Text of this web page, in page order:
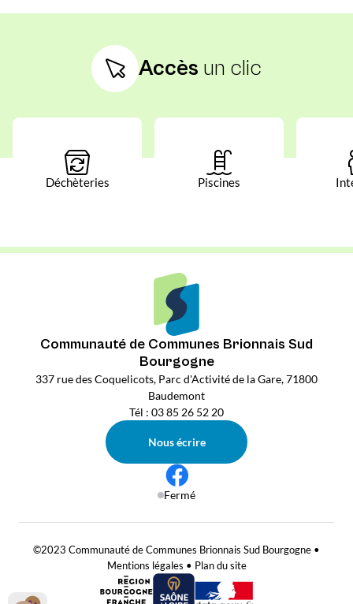
Accès un clic
Déchèteries Piscines
Communauté de Communes Brionnais Sud
Bourgogne
337 rue des Coquelicots, Parc d'Activité de la Gare, 71800
Baudemont
Tél : 03 85 26 52 20
Nous écrire
Fermé
©2023 Communauté de Communes Brionnais Sud Bourgogne •
Mentions légales • Plan du site